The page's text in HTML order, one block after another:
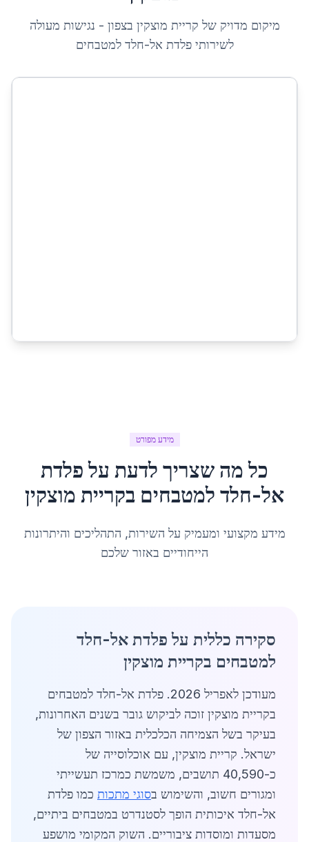
מיקום מדויק של קריית מוצקין בצפון - נגישות מעולה
לשירותיפלדת אל-חלד למטבחים
מידע מפורט
כל מה שצריך לדעת עלפלדת
אל-חלד למטבחים בקריית מוצקין
מידע מקצועי ומעמיק על השירות, התהליכים והיתרונות
הייחודיים באזור שלכם
סקירה כללית על פלדת אל-חלד
למטבחים בקריית מוצקין
מעודכן לאפריל 2026. פלדת אל-חלד למטבחים
בקריית מוצקין זוכה לביקוש גובר בשנים האחרונות,
בעיקר בשל הצמיחה הכלכלית באזור הצפון של
ישראל. קריית מוצקין, עם אוכלוסייה של
כ-40,590 תושבים, משמשת כמרכז תעשייתי
ומגורים חשוב, והשימוש בסוגי מתכות כמו פלדת
אל-חלד איכותית הופך לסטנדרט במטבחים ביתיים,
מסעדות ומוסדות ציבוריים. השוק המקומי מושפע